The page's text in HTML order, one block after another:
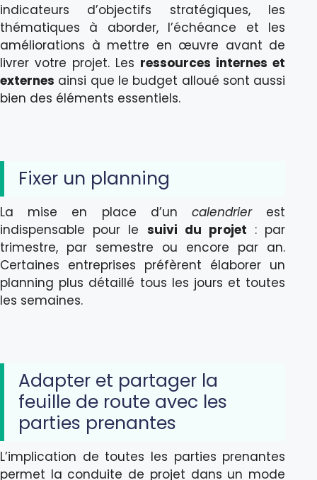
indicateurs d’objectifs stratégiques, les
thématiques à aborder, l’échéance et les
améliorations à mettre en œuvre avant de
livrer votre projet. Les ressources internes et
externes ainsi que le budget alloué sont aussi
bien des éléments essentiels.
Fixer un planning
La mise en place d’un calendrierest
indispensable pour le suivi du projet : par
trimestre, par semestre ou encore par an.
Certaines entreprises préfèrent élaborer un
planning plus détaillé tous les jours et toutes
les semaines.
Adapter et partager la
feuille de route avec les
parties prenantes
L’implication de toutes les parties prenantes
permet la conduite de projet dans un mode